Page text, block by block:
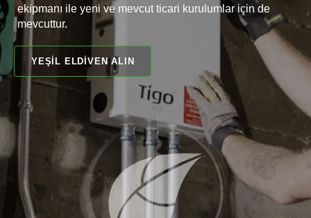
ekipmanı ile yeni ve mevcut ticari kurulumlar için de
mevcuttur.
YEŞIL ELDIVEN ALIN